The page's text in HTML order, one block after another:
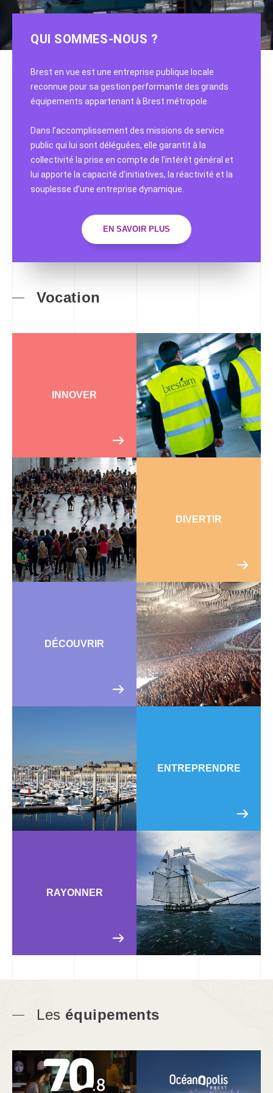
QUI SOMMES-NOUS ?
Brest en vue est une entreprise publique locale
reconnue pour sa gestion performante des grands
équipements appartenant à Brest métropole.
Dans l’accomplissement des missions de service
public qui lui sont déléguées, elle garantit à la
collectivité la prise en compte de l’intérêt général et
lui apporte la capacité d’initiatives, la réactivité et la
souplesse d’une entreprise dynamique.
EN SAVOIR PLUS
Vocation
INNOVER
DIVERTIR
DÉCOUVRIR
ENTREPRENDRE
RAYONNER
Les équipements